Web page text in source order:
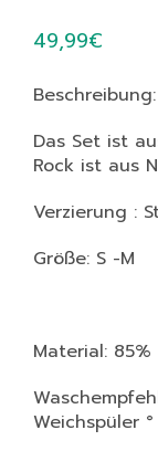
49,99€
Beschreibung:
Das Set ist
Rock ist aus
Verzierung :
Größe: S -M
Material:
Weichspüler